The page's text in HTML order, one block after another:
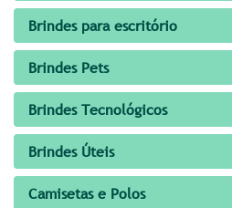
Brindes para escritório
Brindes Pets
Brindes Tecnológicos
Brindes Úteis
Camisetas e Polos